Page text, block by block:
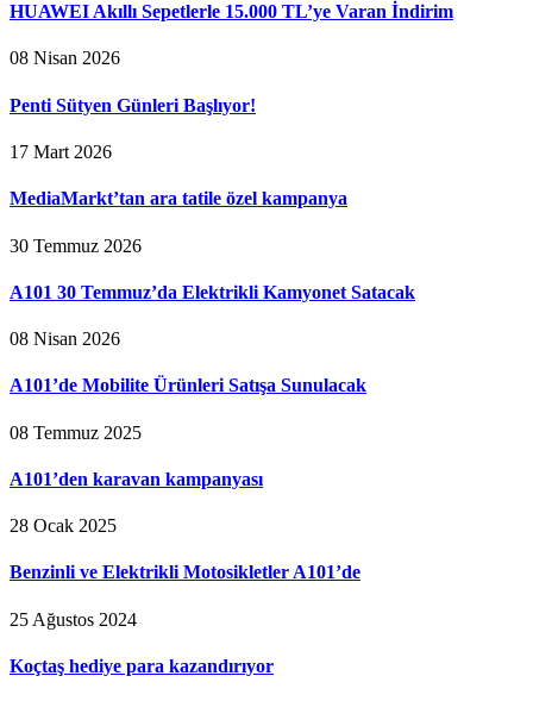
HUAWEI Akıllı Sepetlerle 15.000 TL’ye Varan İndirim
08 Nisan 2026
Penti Sütyen Günleri Başlıyor!
17 Mart 2026
MediaMarkt’tan ara tatile özel kampanya
30 Temmuz 2026
A101 30 Temmuz’da Elektrikli Kamyonet Satacak
08 Nisan 2026
A101’de Mobilite Ürünleri Satışa Sunulacak
08 Temmuz 2025
A101’den karavan kampanyası
28 Ocak 2025
Benzinli ve Elektrikli Motosikletler A101’de
25 Ağustos 2024
Koçtaş hediye para kazandırıyor